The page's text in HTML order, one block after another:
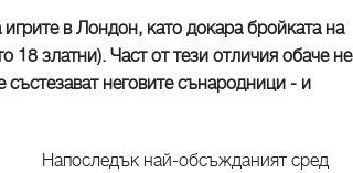
в Лондон, като докара бройката на
златни). Част от тези отличия обаче не
неговите сънародници - и
Напоследък най-обсъжданият сред